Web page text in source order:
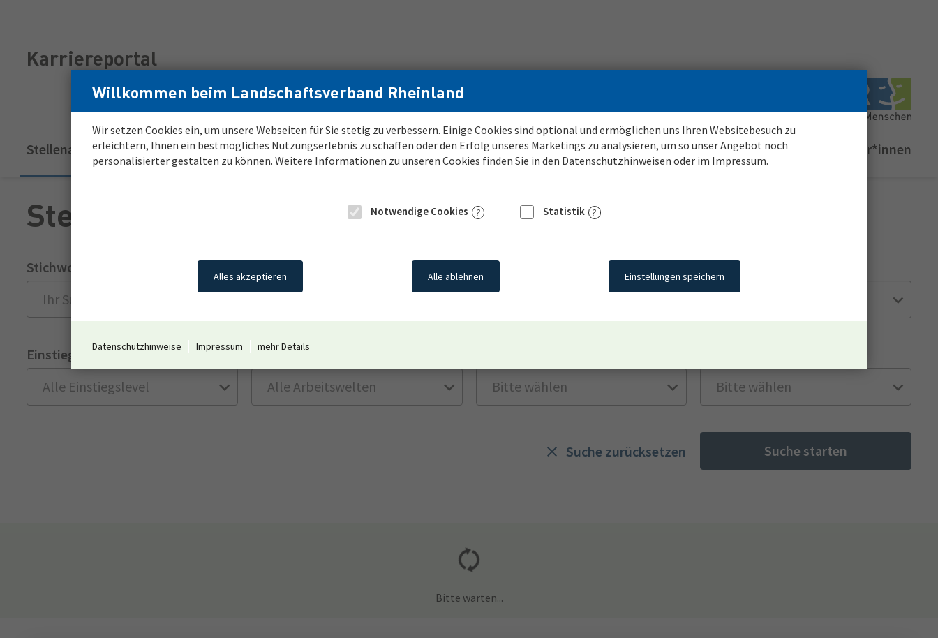
für
Bewerber*innen
für
Bewerber*innen
Karriereportal
Hauptnavigation
Stellenangebote
(aktuell) Meine Karriere Job Abo Karriere beim LVR Login fürregistrierte Bewerber*innen
Willkommen beim Landschaftsverband Rheinland
Wir setzen Cookies ein, um unsere Webseiten für Sie stetig zu verbessern. Einige Cookies sind optional und ermöglichen uns Ihren Websitebesuch zu
erleichtern, Ihnen ein bestmögliches Nutzungserlebnis zu schaffen oder den Erfolg unseres Marketings zu analysieren, um so unser Angebot noch
personalisierter gestalten zu können. Weitere Informationen zu unseren Cookies finden Sie in den Datenschutzhinweisen oder im Impressum.
Notwendige Cookies Statistik
Alles akzeptieren Alle ablehnen Einstellungen speichern
Datenschutzhinweise Impressum mehr Details
Stellenmarkt
Stichwort Ort oder PLZ Umkreis Einsatzstelle
Einstiegslevel Arbeitswelt
Suche starten
Suche zurücksetzen
Bitte warten...